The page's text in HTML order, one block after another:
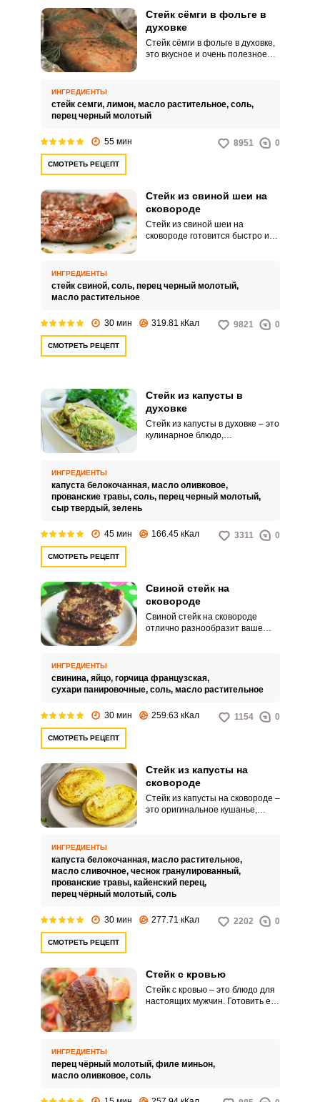
Стейк сёмги в фольге в
духовке
Стейк сёмги в фольге в духовке,
это вкусное и очень полезное
(атлантического лосося)
обладают несомненными
ИНГРЕДИЕНТЫ
стейк семги, лимон, масло растительное, соль,
перец черный молотый
55 мин 8951 0
СМОТРЕТЬ РЕЦЕПТ
Стейк из свиной шеи на
сковороде
Стейк из свиной шеи на
сковороде готовится быстро и
ИНГРЕДИЕНТЫ
стейк свиной, соль, перец черный молотый,
масло растительное
30 мин 319.81 кКал 9821 0
СМОТРЕТЬ РЕЦЕПТ
Стейк из капусты в
духовке
Стейк из капусты в духовке – это
кулинарное блюдо,
затем запекаются в духовке.
Этот вегетарианский или
веганский рецепт является
способ использования капусты.
ИНГРЕДИЕНТЫ
капуста белокочанная, масло оливковое,
прованские травы, соль, перец черный молотый,
сыр твердый, зелень
45 мин 166.45 кКал 3311 0
СМОТРЕТЬ РЕЦЕПТ
Свиной стейк на
сковороде
Свиной стейк на сковороде
отлично разнообразит ваше
несложного приготовления
используйте проверенный
рецепт с пошаговыми
ИНГРЕДИЕНТЫ
свинина, яйцо, горчица французская,
сухари панировочные, соль, масло растительное
30 мин 259.63 кКал 1154 0
СМОТРЕТЬ РЕЦЕПТ
Стейк из капусты на
сковороде
Стейк из капусты на сковороде –
это оригинальное кушанье,
любите овощи в чистом виде, то
вам понравится и без каких-
либо дополнений, потому как
сливочного масла и приправ
вполне достаточно для баланса
ИНГРЕДИЕНТЫ
капуста белокочанная, масло растительное,
масло сливочное, чеснок гранулированный,
прованские травы, кайенский перец,
перец чёрный молотый, соль
30 мин 277.71 кКал 2202 0
СМОТРЕТЬ РЕЦЕПТ
Стейк с кровью
Стейк с кровью – это блюдо для
настоящих мужчин. Готовить его
ИНГРЕДИЕНТЫ
перец чёрный молотый, филе миньон,
масло оливковое, соль
ВХОД НА САЙТ
Войдите
с помощью социальных сетей:
или